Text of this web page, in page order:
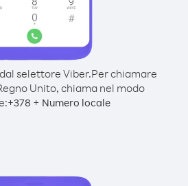
selettore Viber.Per chiamare
Unito, chiama nel modo
+378 + Numero locale